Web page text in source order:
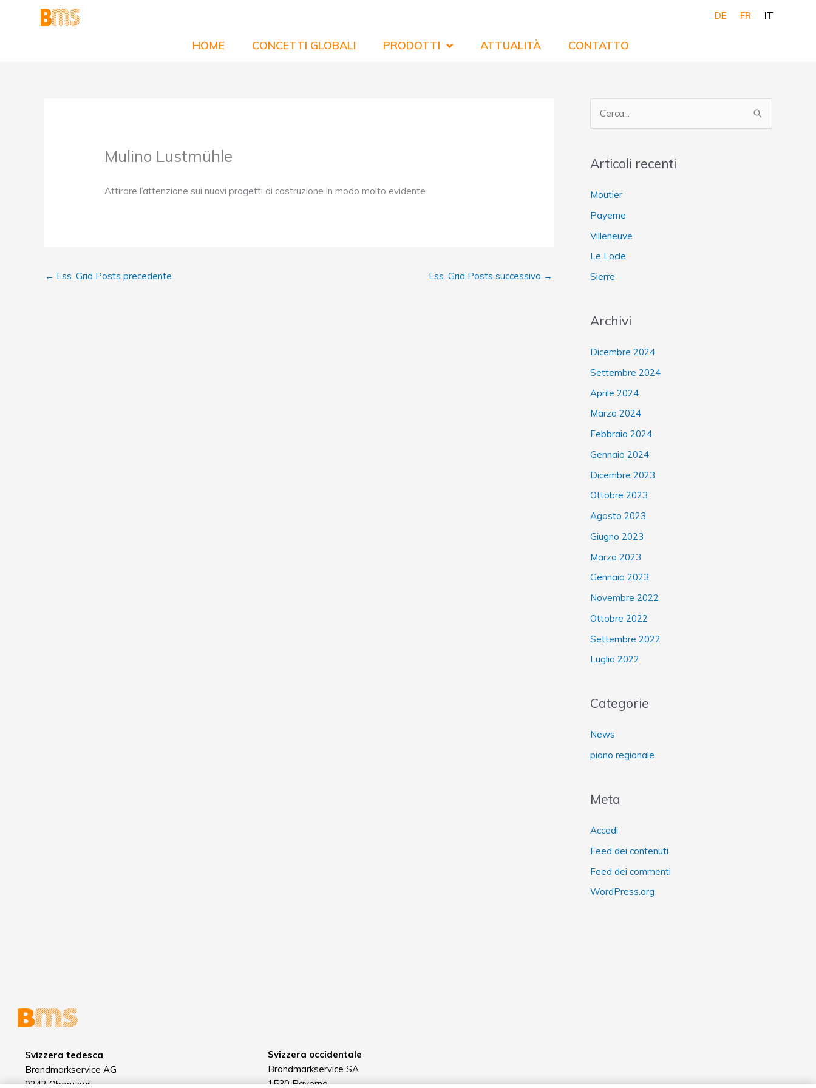
DE FR IT
HOME CONCETTI GLOBALI PRODOTTI ATTUALITÀ CONTATTO
Mulino Lustmühle
Attirare l’attenzione sui nuovi progetti di costruzione in modo molto evidente
← Ess. Grid Posts precedente Ess. Grid Posts successivo →
c
a
Articoli recenti
Moutier
Payerne
Villeneuve
Le Locle
Sierre
Archivi
Dicembre 2024
Settembre 2024
Aprile 2024
Marzo 2024
Febbraio 2024
Gennaio 2024
Dicembre 2023
Ottobre 2023
Agosto 2023
Giugno 2023
Marzo 2023
Gennaio 2023
Novembre 2022
Ottobre 2022
Settembre 2022
Luglio 2022
Categorie
News
piano regionale
Meta
Accedi
Feed dei contenuti
Feed dei commenti
WordPress.org
Svizzera tedesca
Brandmarkservice AG
9242 Oberuzwil
Svizzera occidentale
Brandmarkservice SA
1530 Payerne